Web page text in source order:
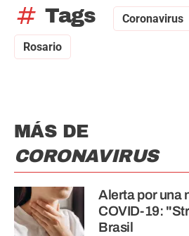
tag Tags Coronavirus
Rosario
MÁS DE
CORONAVIRUS
Alerta por una
COVID-19:
Brasil